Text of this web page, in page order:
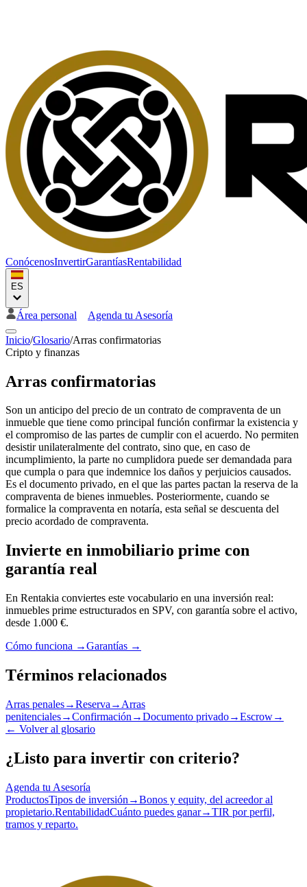
ConócenosInvertirGarantíasRentabilidad
ES
Área personal Agenda tu Asesoría
Inicio/Glosario/Arras confirmatorias
Cripto y finanzas
Arras confirmatorias
Son un anticipo del precio de un contrato de compraventa de un
inmueble que tiene como principal función confirmar la existencia y
el compromiso de las partes de cumplir con el acuerdo. No permiten
desistir unilateralmente del contrato, sino que, en caso de
incumplimiento, la parte no cumplidora puede ser demandada para
que cumpla o para que indemnice los daños y perjuicios causados.
Es el documento privado, en el que las partes pactan la reserva de la
compraventa de bienes inmuebles. Posteriormente, cuando se
formalice la compraventa en notaría, esta señal se descuenta del
precio acordado de compraventa.
Invierte en inmobiliario prime con
garantía real
En Rentakia conviertes este vocabulario en una inversión real:
inmuebles prime estructurados en SPV, con garantía sobre el activo,
desde 1.000 €.
Cómo funciona →Garantías →
Términos relacionados
Arras penales→Reserva → Arras
penitenciales→Confirmación →Documento privado→Escrow→
← Volver al glosario
¿Listo para invertir con criterio?
Agenda tu Asesoría
ProductosTipos de inversión →Bonos y equity, del acreedor al
propietario.RentabilidadCuánto puedes ganar→TIR por perfil,
tramos y reparto.